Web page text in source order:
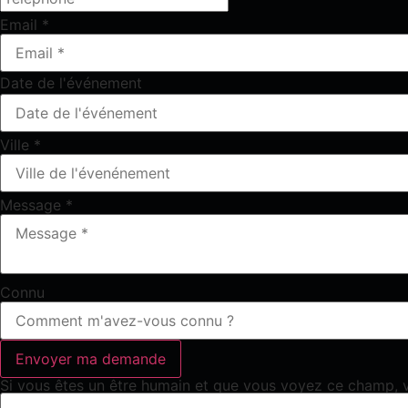
Email *
Date de l'événement
Ville *
Message *
Connu
Si vous êtes un être humain et que vous voyez ce champ,